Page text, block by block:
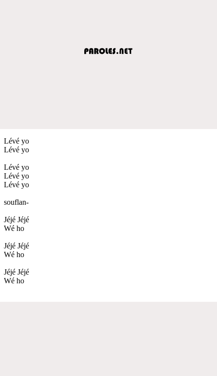
Lévé yo
Lévé yo
Lévé yo
Lévé yo
Lévé yo
souflan-
Jéjé Jéjé
Wé ho
Jéjé Jéjé
Wé ho
Jéjé Jéjé
Wé ho